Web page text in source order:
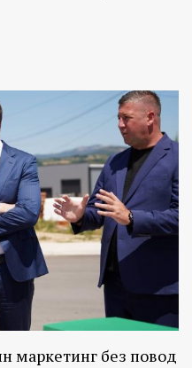
маркетинг без повод